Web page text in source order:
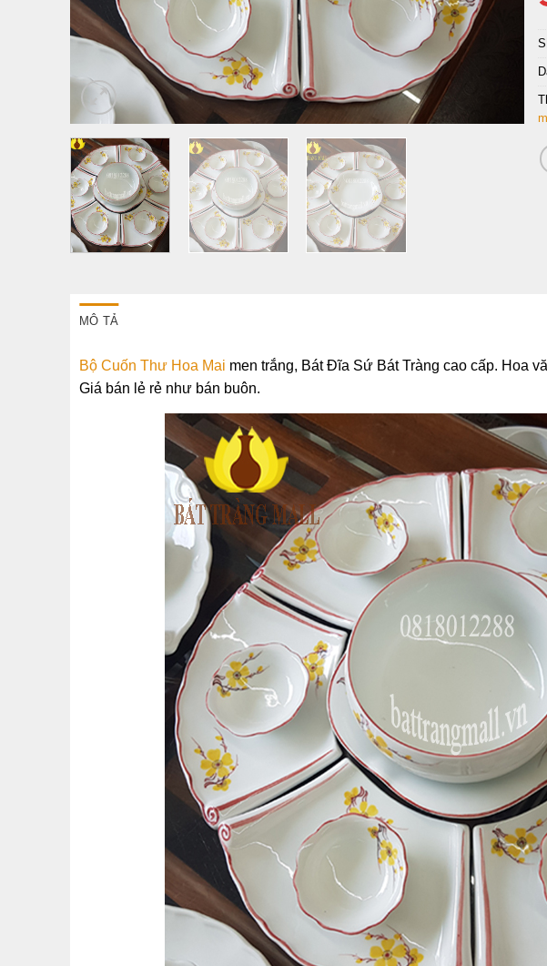
MÔ TẢ
Bộ Cuốn Thư Hoa Mai men trắng, Bát Đĩa Sứ Bát Tràng cao cấp. Hoa
Giá bán lẻ rẻ như bán buôn.